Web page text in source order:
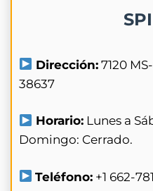
Dirección: 7120
38637
Horario: Lunes a
Domingo: Cerrado.
Teléfono: +1 662-